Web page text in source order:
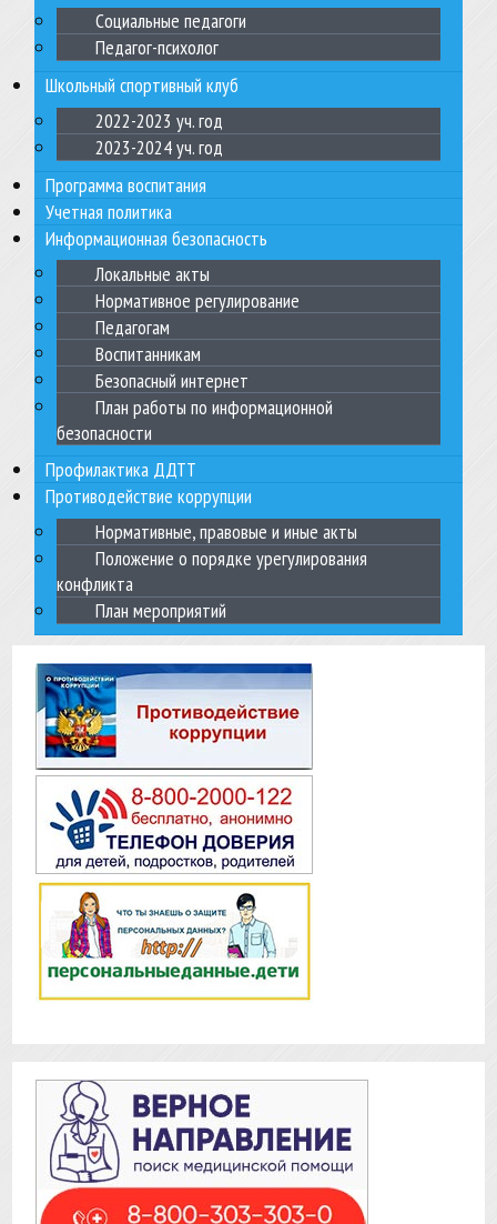
Социальные педагоги
Педагог-психолог
Школьный спортивный клуб
2022-2023 уч. год
2023-2024 уч. год
Программа воспитания
Учетная политика
Информационная безопасность
Локальные акты
Нормативное регулирование
Педагогам
Воспитанникам
Безопасный интернет
План работы по информационной
безопасности
Профилактика ДДТТ
Противодействие коррупции
Нормативные, правовые и иные акты
Положение о порядке урегулирования
конфликта
План мероприятий